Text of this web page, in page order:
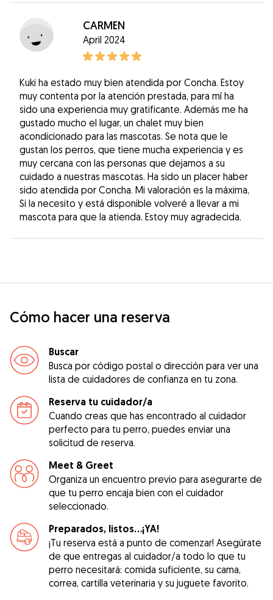
CARMEN
April 2024
Kuki ha estado muy bien atendida por Concha. Estoy
muy contenta por la atención prestada, para mí ha
sido una experiencia muy gratificante. Además me ha
gustado mucho el lugar, un chalet muy bien
acondicionado para las mascotas. Se nota que le
gustan los perros, que tiene mucha experiencia y es
muy cercana con las personas que dejamos a su
cuidado a nuestras mascotas. Ha sido un placer haber
sido atendida por Concha. Mi valoración es la máxima,
Si la necesito y está disponible volveré a llevar a mi
mascota para que la atienda. Estoy muy agradecida.
Cómo hacer una reserva
Buscar
Busca por código postal o dirección para ver una
lista de cuidadores de confianza en tu zona.
Reserva tu cuidador/a
Cuando creas que has encontrado al cuidador
perfecto para tu perro, puedes enviar una
solicitud de reserva.
Meet & Greet
Organiza un encuentro previo para asegurarte de
que tu perro encaja bien con el cuidador
seleccionado.
Preparados, listos...¡YA!
¡Tu reserva está a punto de comenzar! Asegúrate
de que entregas al cuidador/a todo lo que tu
perro necesitará: comida suficiente, su cama,
correa, cartilla veterinaria y su juguete favorito.